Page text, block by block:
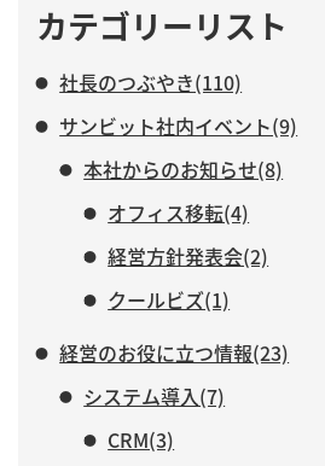
カテゴリーリスト
社長のつぶやき(110)
サンビット社内イベント(9)
本社からのお知らせ(8)
オフィス移転(4)
経営方針発表会(2)
クールビズ(1)
経営のお役に立つ情報(23)
システム導入(7)
CRM(3)